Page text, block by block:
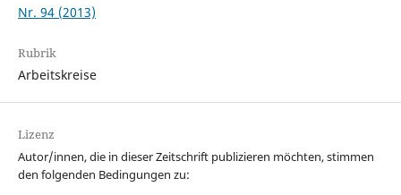
Nr. 94 (2013)
Rubrik
Arbeitskreise
Lizenz
Autor/innen, die in dieser Zeitschrift publizieren möchten, stimmen
den folgenden Bedingungen zu: